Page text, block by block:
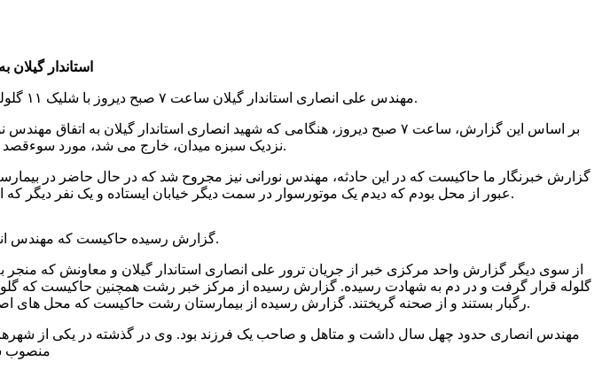
استاندار
مهندس علی انصاری استاندار گیلان ساعت ۷ صبح دیروز با شلیک ۱۱ گلوله مورد سوء قصد قرار گرفت و به دست عوامل آمریکا به شهادت رسید.
بر اساس این گزارش، ساعت ۷ صبح دیروز، هنگامی که شهید انصاری استاندار
نزدیک سبزه میدان، خارج می شد، مورد سوءقصد قرار گرفت و با شلیک ۱۱ گلوله به شهادت رسید.
گزارش خبرنگار ما حاکیست که در این حادثه، مهندس نورانى نیز مجروح شد که در حال حاضر در
عبور از محل بودم که دیدم یک موتورسوار در سمت دیگر خیابان ایستاده و یک نفر دیگر که اسلحه یوزی در دست داشت برادر انصاری را به مسلسل بست و سپس هر دو نفر گریختند.
گزارش رسیده حاکیست که مهندس انصاری و معاونش بدون محافظ بودند.
از سوی دیگر گزارش واحد مرکزی خبر از جریان ترور علی انصاری استاندار گیلان و معاونش که منجر
گلوله قرار گرفت و در دم به شهادت رسیده. گزارش رسیده از مرکز خبر رشت همچنین حاکیست که
رگبار بستند و از صحنه گریختند. گزارش رسیده از بیمارستان رشت حاکیست که محل های اصابت دیگر گلوله ها نواحی چشم چپ، جمجمه، بازوی چپ و راست، و ناحیه شکم و کبد است.
مهندس انصاری حدود چهل سال داشت و متاهل و صاحب یک فرزند بود. وی در گذشته در یکی از
منصوب